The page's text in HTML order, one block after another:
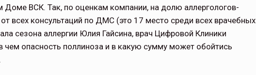
ВСК. Так, по оценкам компании, на долю аллергологов-
всех консультаций по ДМС (это 17 место среди всех врачебных
сезона аллергии Юлия Гайсина, врач Цифровой Клиники
чем опасность поллиноза и в какую сумму может обойтись